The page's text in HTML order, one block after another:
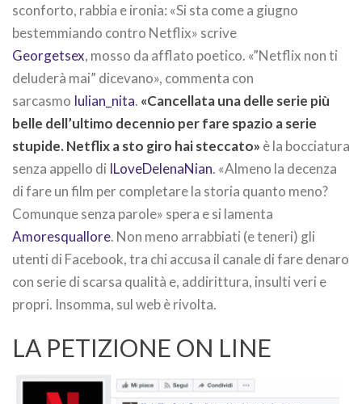
sconforto, rabbia e ironia: «Si sta come a giugno
bestemmiando contro Netflix» scrive
Georgetsex, mosso da afflato poetico. «”Netflix non ti
deluderà mai” dicevano», commenta con
sarcasmo Iulian_nita. «Cancellata una delle serie più
belle dell’ultimo decennio per fare spazio a serie
stupide. Netflix a sto giro hai steccato» è la bocciatura
senza appello di ILoveDelenaNian. «Almeno la decenza
di fare un film per completare la storia quanto meno?
Comunque senza parole» spera e si lamenta
Amoresquallore. Non meno arrabbiati (e teneri) gli
utenti di Facebook, tra chi accusa il canale di fare denaro
con serie di scarsa qualità e, addirittura, insulti veri e
propri. Insomma, sul web è rivolta.
LA PETIZIONE ON LINE